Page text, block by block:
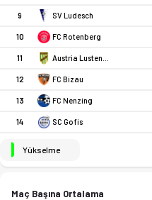
9 SV Ludesch
10 FC Rotenberg
11
12 FC Bizau
13 FC Nenzing
14 SC Gofis
Yükselme
Maç Başına Ortalama